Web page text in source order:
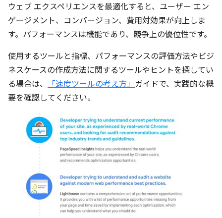
ウェブ エクスペリエンスを最適化すると、ユーザー エン
ゲージメント、コンバージョン、費用対効果が向上しま
す。パフォーマンスは機能であり、競争上の優位性です。
使用するツールと指標、パフォーマンスの評価方法やビジ
ネスケースの作成方法に関するツールやヒントを探してい
る場合は、
「速度ツールの考え方」 ガイドで、実践的な概
要を確認してください。